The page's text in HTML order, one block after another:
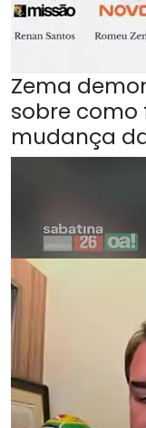
Zema
sobre como
mudança